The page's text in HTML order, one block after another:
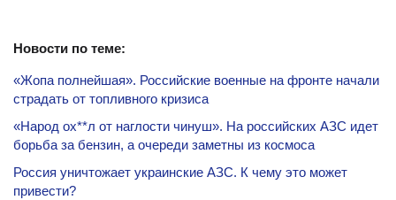
Новости по теме:
«Жопа полнейшая». Российские военные на фронте начали
страдать от топливного кризиса
«Народ ох**л от наглости чинуш». На российских АЗС идет
борьба за бензин, а очереди заметны из космоса
Россия уничтожает украинские АЗС. К чему это может
привести?